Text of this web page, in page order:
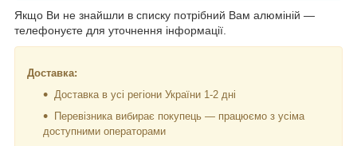
Якщо Ви не знайшли в списку потрібний Вам алюміній —
телефонуєте для уточнення інформації.
Доставка:
Доставка в усі регіони України 1-2 дні
Перевізника вибирає покупець — працюємо з усіма
доступними операторами